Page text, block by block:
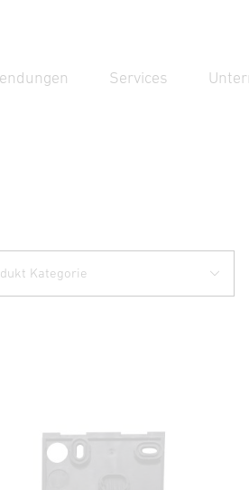
Services
Kategorie